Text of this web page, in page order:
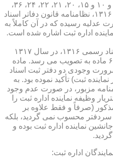
در سال ۱۳۱۶ و در اجرای مواد ۹ و ۱۰ و ۱۵، ۲۰، ۲۱، ۲۲، ۲۴، ۳۶،
۵۳، ۵۷ قانون دفاتر اسناد رسمی ۱۳۱۶، نظامنامه قانون دفاتر اسناد
وزارت عدلیه رسیده كه در آن كاملاً به
اداره ثبت اشاره شده است.
براساس ماده ۴۷ قانون دفاتر اسناد رسمی ۱۳۱۶، در سال ۱۳۱۷
آئین نامه دفاتر اسناد رسمی در ۶۴ ماده به تصویب می رسد. ماده
ضرورت وجودی دو دفتر ثبت اسناد
ثبت) تأكید نموده بود. به
بر طبق ماده ۲۴ نظامنامه مزبور، در صورت عدم وجود
وظیفه نماینده اداره ثبت را
(صرفاً و فقط علاوه بر
سردفتر محسوب نمی گردید، بلكه
نماینده اداره ثبت بوده و
اداره ثبت: